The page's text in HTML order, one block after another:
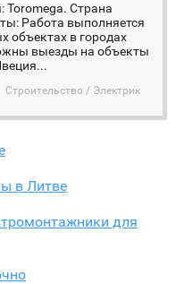
Toromega. Страна
Работа выполняется
объектах в городах
выезды на объекты
Строительство / Электрик
в Литве
для